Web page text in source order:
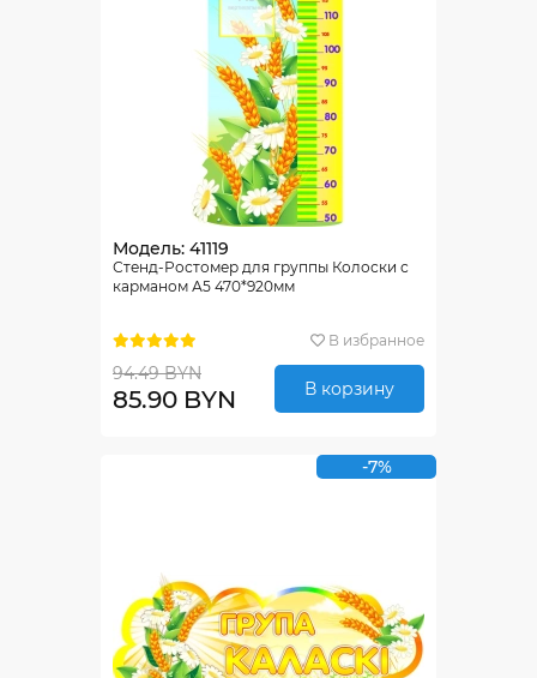
Модель: 41119
Стенд-Ростомер для группы Колоски с
карманом А5 470*920мм
В избранное
94.49 BYN
85.90 BYN В корзину
-7%